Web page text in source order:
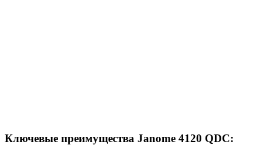
Ключевые преимущества Janome 4120 QDC: